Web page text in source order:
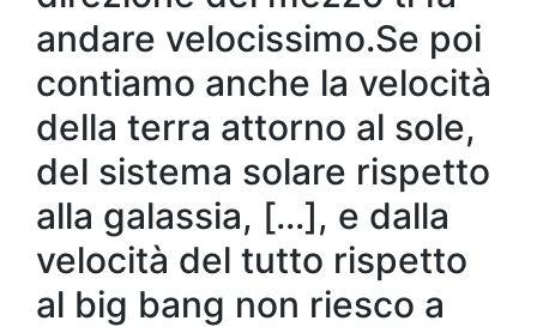
andare velocissimo.Se poi
contiamo anche la velocità
della terra attorno al sole,
del sistema solare rispetto
alla galassia, […], e dalla
velocità del tutto rispetto
al big bang non riesco a